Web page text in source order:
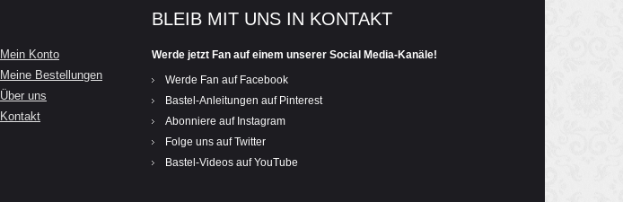
Mein Konto
Meine Bestellungen
Über uns
Kontakt
BLEIB MIT UNS IN KONTAKT
Werde jetzt Fan auf einem unserer Social Media-Kanäle!
Werde Fan auf Facebook
Bastel-Anleitungen auf Pinterest
Abonniere auf Instagram
Folge uns auf Twitter
Bastel-Videos auf YouTube